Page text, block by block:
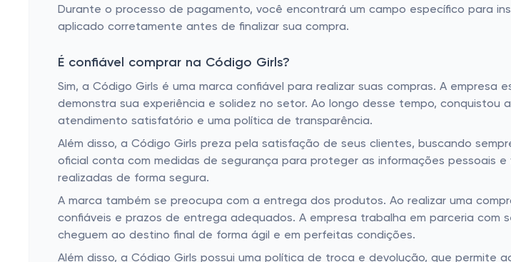
Durante o processo de pagamento, você encontrará um campo específico para
aplicado corretamente antes de finalizar sua compra.
É confiável comprar na Código Girls?
Sim, a Código Girls é uma marca confiável para realizar suas compras. A
demonstra sua experiência e solidez no setor. Ao longo desse tempo,
atendimento satisfatório e uma política de transparência.
Além disso, a Código Girls preza pela satisfação de seus clientes, buscando
oficial conta com medidas de segurança para proteger as informações pessoais
realizadas de forma segura.
A marca também se preocupa com a entrega dos produtos. Ao realizar uma
confiáveis e prazos de entrega adequados. A empresa trabalha em parceria com
cheguem ao destino final de forma ágil e em perfeitas condições.
Além disso, a Código Girls possui uma política de troca e devolução, que permite